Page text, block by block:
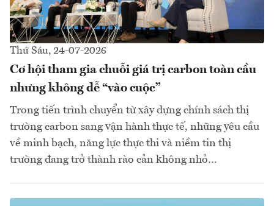
Thứ Sáu, 24-07-2026
Cơ hội tham gia chuỗi giá trị carbon toàn cầu
nhưng không dễ “vào cuộc”
Trong tiến trình chuyển từ xây dựng chính sách thị
trường carbon sang vận hành thực tế, những yêu cầu
về minh bạch, năng lực thực thi và niềm tin thị
trường đang trở thành rào cản không nhỏ…